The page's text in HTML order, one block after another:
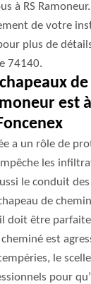
à RS
de votre
plus de
74140.
est
a un rôle de
les
le conduit
de
doit être
est
le
pour